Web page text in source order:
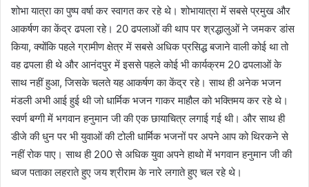
शोभा यात्रा का पुष्प वर्षा कर स्वागत कर रहे थे। शोभायात्रा में सबसे प्रमुख और
आकर्षण का केंद्र ढपला रहे। 20 ढपलाओं की थाप पर श्रद्धालुओं ने जमकर डांस
किया, क्योंकि पहले ग्रामीण क्षेत्र में सबसे अधिक प्रसिद्ध बजाने वाली कोई था तो
वह ढपला ही थे और आनंदपुर में इससे पहले कोई भी कार्यक्रम 20 ढपलाओं के
साथ नहीं हुआ, जिसके चलते यह आकर्षण का केंद्र रहे। साथ ही अनेक भजन
मंडली अभी आई हुई थी जो धार्मिक भजन गाकर माहौल को भक्तिमय कर रहे थे।
स्वर्ण बग्गी में भगवान हनुमान जी की एक छायाचित्र लगाई गई थी। और साथ ही
डीजे की धुन पर भी युवाओं की टोली धार्मिक भजनों पर अपने आप को थिरकने से
नहीं रोक पाए। साथ ही 200 से अधिक युवा अपने हाथो में भगवान हनुमान जी की
ध्वज पताका लहराते हुए जय श्रीराम के नारे लगाते हुए चल रहे थे।